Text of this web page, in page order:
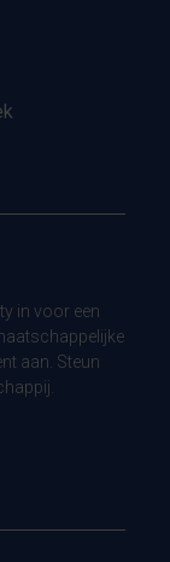
in voor een
aan. Steun